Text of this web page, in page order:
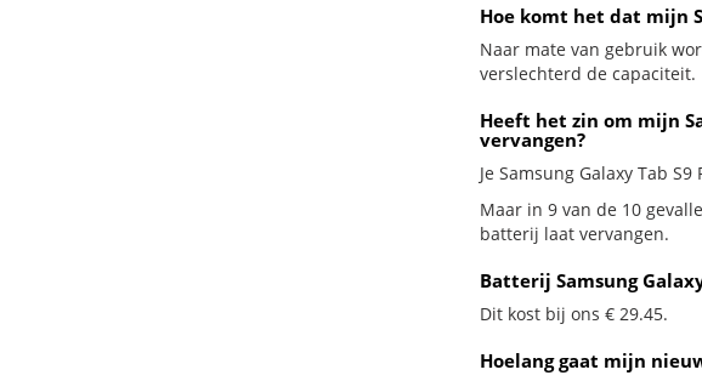
Hoe komt het dat mijn
Naar mate van gebruik
verslechterd de capaciteit.
Heeft het zin om mijn
vervangen?
Je Samsung Galaxy Tab
Maar in 9 van de 10
batterij laat vervangen.
Batterij Samsung
Dit kost bij ons € 29.45.
Hoelang gaat mijn